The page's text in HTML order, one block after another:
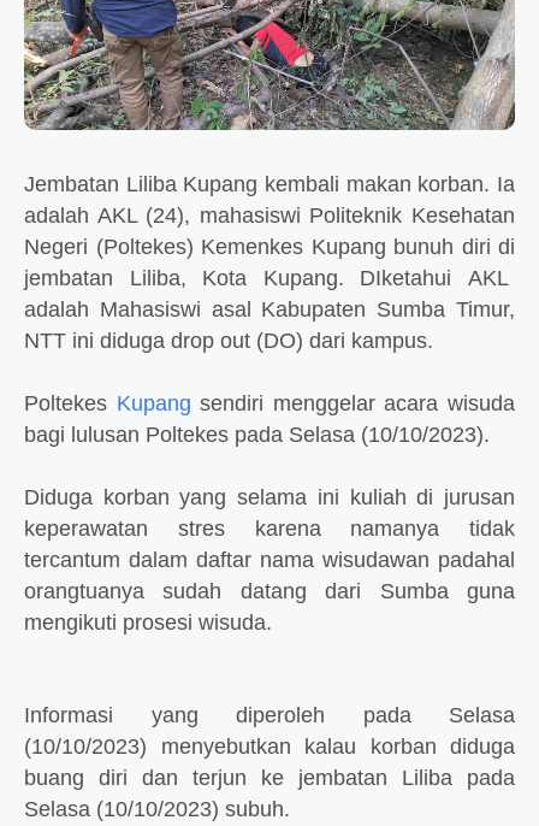
Jembatan Liliba Kupang kembali makan korban. Ia
adalah AKL (24), mahasiswi Politeknik Kesehatan
Negeri (Poltekes) Kemenkes Kupang bunuh diri di
jembatan Liliba, Kota Kupang. DIketahuiAKL
adalah Mahasiswi asal Kabupaten Sumba Timur,
NTT ini diduga drop out (DO) dari kampus.
Poltekes Kupang sendiri menggelar acara wisuda
bagi lulusan Poltekes pada Selasa (10/10/2023).
Diduga korban yang selama ini kuliah di jurusan
keperawatan stres karena namanya tidak
tercantum dalam daftar nama wisudawan padahal
orangtuanya sudah datang dari Sumba guna
mengikuti prosesi wisuda.
Informasi yang diperoleh pada Selasa
(10/10/2023) menyebutkan kalau korban diduga
buang diri dan terjun ke jembatan Liliba pada
Selasa (10/10/2023) subuh.